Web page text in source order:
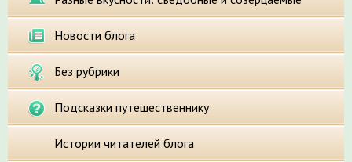
Новости блога
Без рубрики
Подсказки путешественнику
Истории читателей блога